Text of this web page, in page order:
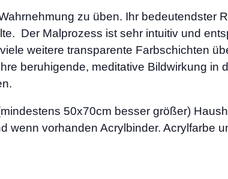
zu üben. Ihr bedeutendster
Der Malprozess ist sehr intuitiv und
weitere transparente Farbschichten
beruhigende, meditative Bildwirkung
50x70cm besser größer)
wenn vorhanden Acrylbinder. Acrylfarbe